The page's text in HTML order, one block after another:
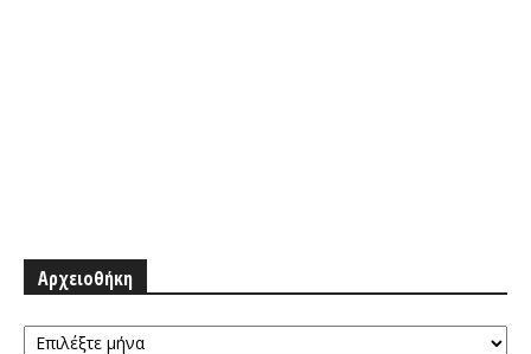
Αρχειοθήκη
Αρχειοθήκη